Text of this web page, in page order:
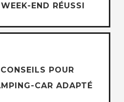
END RÉUSSI
POUR
CAR ADAPTÉ